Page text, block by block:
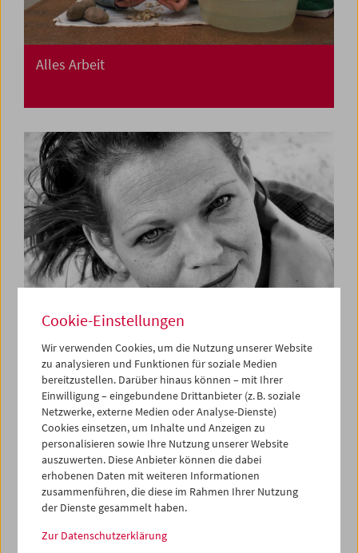
Alles Arbeit
Emily Artmann
In memoriam
Cookie-Einstellungen
Wir verwenden Cookies, um die Nutzung unserer Website
zu analysieren und Funktionen für soziale Medien
bereitzustellen. Darüber hinaus können – mit Ihrer
Einwilligung – eingebundene Drittanbieter (z. B. soziale
Netzwerke, externe Medien oder Analyse-Dienste)
Cookies einsetzen, um Inhalte und Anzeigen zu
personalisieren sowie Ihre Nutzung unserer Website
auszuwerten. Diese Anbieter können die dabei
erhobenen Daten mit weiteren Informationen
zusammenführen, die diese im Rahmen Ihrer Nutzung
der Dienste gesammelt haben.
Zur Datenschutzerklärung